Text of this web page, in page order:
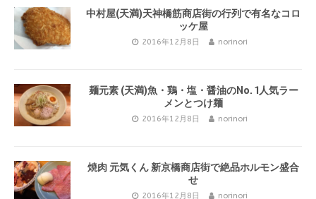
中村屋(天満)天神橋筋商店街の行列で有名なコロ
ッケ屋
2016年12月8日 norinori
麺元素 (天満)魚・鶏・塩・醤油のNo. 1人気ラー
メンとつけ麺
2016年12月8日 norinori
焼肉 元気くん 新京橋商店街で絶品ホルモン盛合
せ
2016年12月8日 norinori